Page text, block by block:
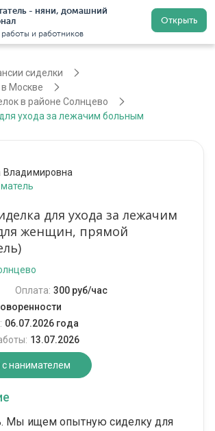
- няни, домашний
и работников
Открыть
Регистрация
сиделки
в Москве
в районе Солнцево
ухода за лежачим больным
Владимировна
для ухода за лежачим
женщин, прямой
Оплата: 300 руб/час
06.07.2026 года
13.07.2026
с нанимателем
Мы ищем опытную сиделку для